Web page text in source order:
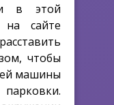
в этой
на сайте
чтобы
машины